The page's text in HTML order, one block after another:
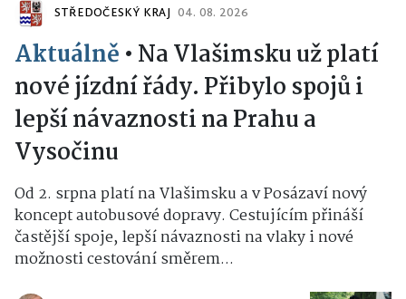
STŘEDOČESKÝ KRAJ 04. 08. 2026
Aktuálně • Na Vlašimsku už platí
nové jízdní řády. Přibylo spojů i
lepší návaznosti na Prahu a
Vysočinu
Od 2. srpna platí na Vlašimsku a v Posázaví nový
koncept autobusové dopravy. Cestujícím přináší
častější spoje, lepší návaznosti na vlaky i nové
možnosti cestování směrem...